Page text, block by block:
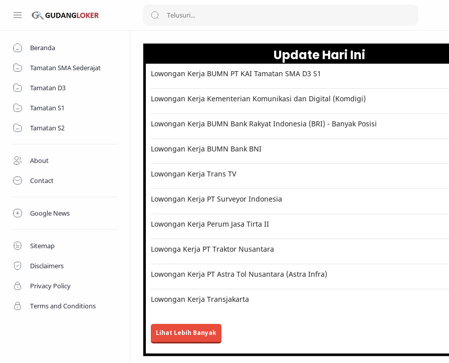
Beranda
Tamatan SMA Sederajat
Tamatan D3
Tamatan S1
Tamatan S2
About
Contact
Google News
Sitemap
Disclaimers
Privacy Policy
Terms and Conditions
Update Hari Ini
Lowongan Kerja BUMN PT KAI Tamatan SMA D3 S1
Lowongan Kerja Kementerian Komunikasi dan Digital (Komdigi)
Lowongan Kerja BUMN Bank Rakyat Indonesia (BRI) - Banyak Posisi
Lowongan Kerja BUMN Bank BNI
Lowongan Kerja Trans TV
Lowongan Kerja PT Surveyor Indonesia
Lowongan Kerja Perum Jasa Tirta II
Lowonga Kerja PT Traktor Nusantara
Lowongan Kerja PT Astra Tol Nusantara (Astra Infra)
Lowongan Kerja Transjakarta
Lihat Lebih Banyak